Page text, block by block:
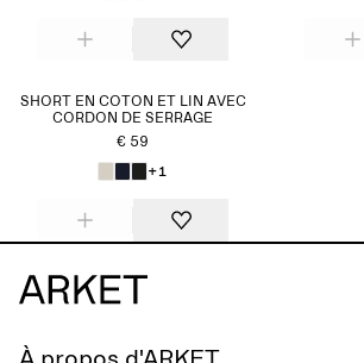
SHORT EN COTON ET LIN AVEC
CORDON DE SERRAGE
€ 59
+1